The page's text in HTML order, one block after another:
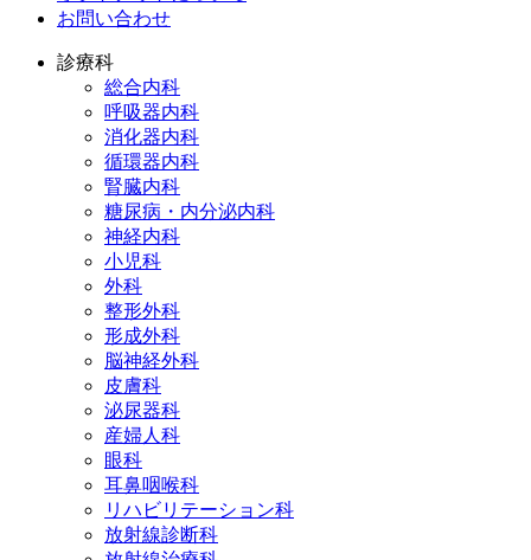
お問い合わせ
診療科
総合内科
呼吸器内科
消化器内科
循環器内科
腎臓内科
糖尿病・内分泌内科
神経内科
小児科
外科
整形外科
形成外科
脳神経外科
皮膚科
泌尿器科
産婦人科
眼科
耳鼻咽喉科
リハビリテーション科
放射線診断科